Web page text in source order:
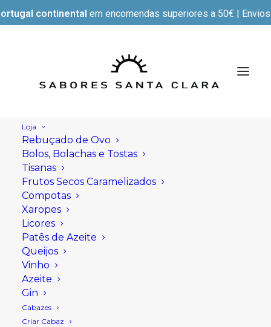
continental em encomendas superiores a 50€ |
Loja
Rebuçado de Ovo
Bolos, Bolachas e Tostas
Tisanas
Frutos Secos Caramelizados
Compotas
Xaropes
Licores
Patês de Azeite
Queijos
Vinho
Azeite
Gin
Cabazes
Criar Cabaz